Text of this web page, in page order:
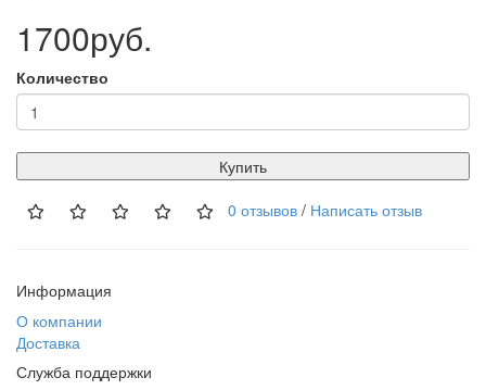
1700руб.
Количество
Купить
0 отзывов / Написать отзыв
Информация
О компании
Доставка
Служба поддержки